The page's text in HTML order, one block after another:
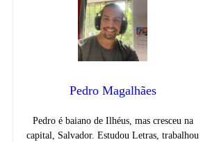
Pedro Magalhães
Pedro é baiano de Ilhéus, mas cresceu na
capital, Salvador. Estudou Letras, trabalhou